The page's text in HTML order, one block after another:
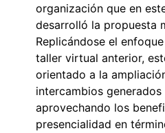
organización que en
desarrolló la propuesta
Replicándose el
taller virtual anterior,
orientado a la
intercambios
aprovechando los
presencialidad en